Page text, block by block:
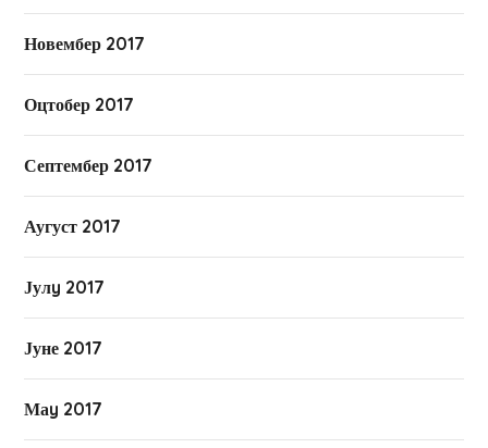
Новембер 2017
Оцтобер 2017
Септембер 2017
Аугуст 2017
Јулy 2017
Јуне 2017
Маy 2017